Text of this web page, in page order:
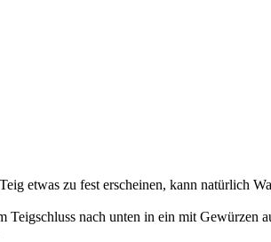
etwas zu fest erscheinen, kann natürlich
nach unten in ein mit Gewürzen